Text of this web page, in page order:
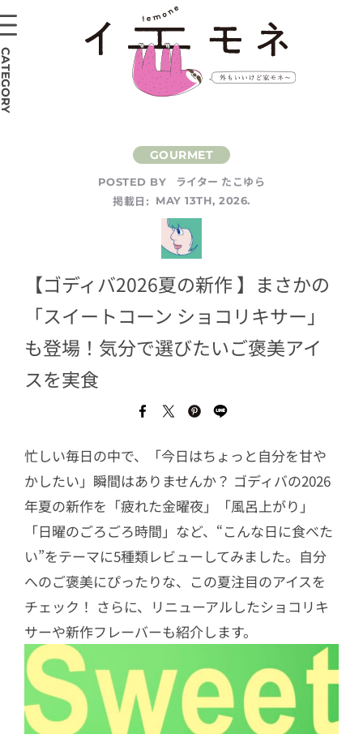
POSTED BY
ライター たこゆら
掲載日:
MAY 13TH, 2026.
【ゴディバ2026夏の新作 】まさかの
「スイートコーン ショコリキサー」
も登場！気分で選びたいご褒美アイ
スを実食
忙しい毎日の中で、「今日はちょっと自分を甘や
かしたい」瞬間はありませんか？ ゴディバの2026
年夏の新作を「疲れた金曜夜」「風呂上がり」
「日曜のごろごろ時間」など、“こんな日に食べた
い”をテーマに5種類レビューしてみました。自分
へのご褒美にぴったりな、この夏注目のアイスを
チェック！ さらに、リニューアルしたショコリキ
サーや新作フレーバーも紹介します。